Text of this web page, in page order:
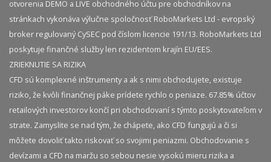
otvorenia DEMO a LIVE obchodného účtu pre obchodníkov na
stránkach vykonáva výlučne spoločnosť RoboMarkets Ltd - evropský
broker regulovaný CySEC pod číslom licencie 191/13. RoboMarkets Ltd
poskytuje finančné služby len rezidentom krajín EU/EES.
ZRIEKNUTIE SA RIZIKA
CFD sú komplexné inštrumenty a ak s nimi obchodujete, existuje
riziko, že kvôli finančnej páke prídete rychlo o peniaze. 67.85% účtov
retailových investorov končí pri obchodovaní s týmto poskytovateľom v
strate. Zamyslite se nad tým, že chápete, ako CFD fungujú a či si
môžete dovoliť takto riskovať so svojimi peniazmi. Obchodovanie s
devízami a CFD na maržu so sebou nesie vysokú mieru rizika a